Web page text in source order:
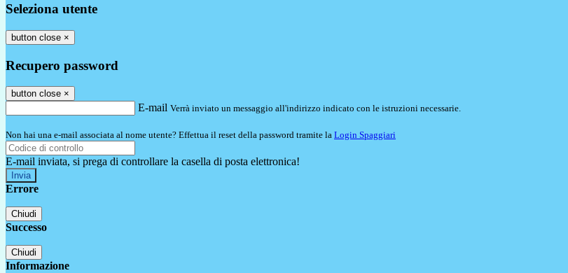
Seleziona utente
button close ×
Recupero password
button close ×
E-mail Verrà inviato un messaggio all'indirizzo indicato con le istruzioni necessarie.
Non hai una e-mail associata al nome utente? Effettua il reset della password tramite la Login Spaggiari
E-mail inviata, si prega di controllare la casella di posta elettronica!
Errore
Chiudi
Successo
Chiudi
Informazione